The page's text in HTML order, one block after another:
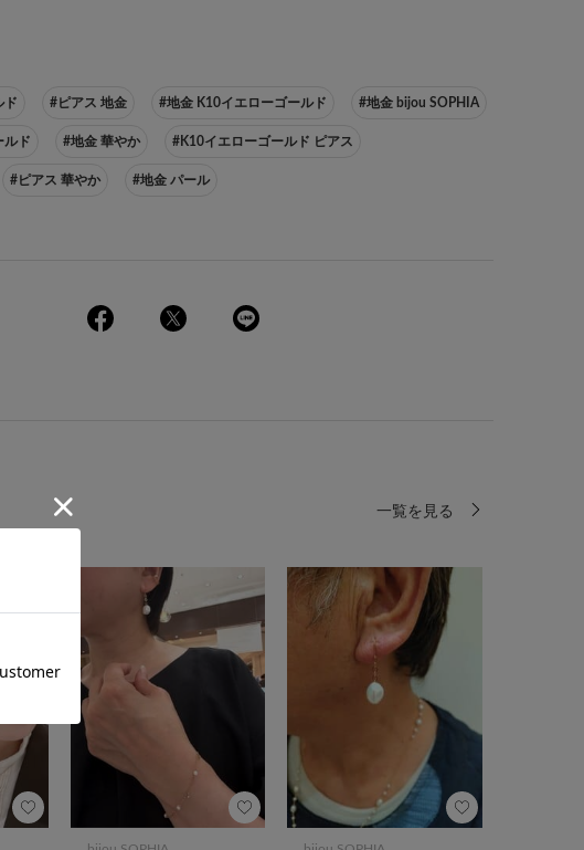
ド #ピアス 地金 #地金 K10イエローゴールド #地金 bijou SOPHIA
ルド #地金 華やか #K10イエローゴールド ピアス
#ピアス 華やか #地金 パール
一覧を見る